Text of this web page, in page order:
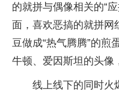
的就拼与偶像相关的“
面，喜欢恶搞的就拼网
豆做成“热气腾腾”的煎
牛顿、爱因斯坦的头像
线上线下的同时火